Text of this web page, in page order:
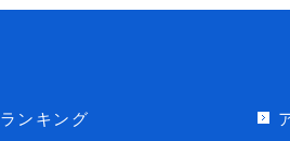
ランキング